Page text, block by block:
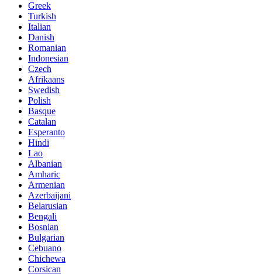
Greek
Turkish
Italian
Danish
Romanian
Indonesian
Czech
Afrikaans
Swedish
Polish
Basque
Catalan
Esperanto
Hindi
Lao
Albanian
Amharic
Armenian
Azerbaijani
Belarusian
Bengali
Bosnian
Bulgarian
Cebuano
Chichewa
Corsican